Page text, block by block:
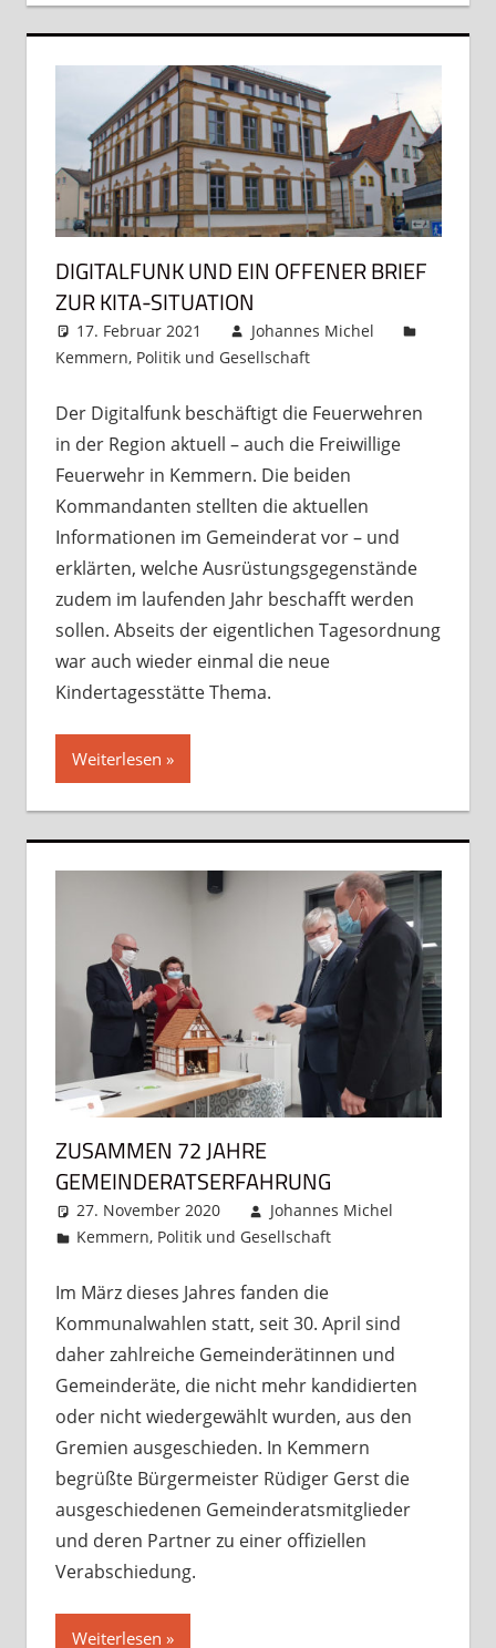
DIGITALFUNK UND EIN OFFENER BRIEF
ZUR KITA-SITUATION
17. Februar 2021
Johannes Michel
Kemmern, Politik und Gesellschaft
Der Digitalfunk beschäftigt die Feuerwehren
in der Region aktuell – auch die Freiwillige
Feuerwehr in Kemmern. Die beiden
Kommandanten stellten die aktuellen
Informationen im Gemeinderat vor – und
erklärten, welche Ausrüstungsgegenstände
zudem im laufenden Jahr beschafft werden
sollen. Abseits der eigentlichen Tagesordnung
war auch wieder einmal die neue
Kindertagesstätte Thema.
Weiterlesen
ZUSAMMEN 72 JAHRE
GEMEINDERATSERFAHRUNG
27. November 2020
Johannes Michel
Kemmern, Politik und Gesellschaft
Im März dieses Jahres fanden die
Kommunalwahlen statt, seit 30. April sind
daher zahlreiche Gemeinderätinnen und
Gemeinderäte, die nicht mehr kandidierten
oder nicht wiedergewählt wurden, aus den
Gremien ausgeschieden. In Kemmern
begrüßte Bürgermeister Rüdiger Gerst die
ausgeschiedenen Gemeinderatsmitglieder
und deren Partner zu einer offiziellen
Verabschiedung.
Weiterlesen